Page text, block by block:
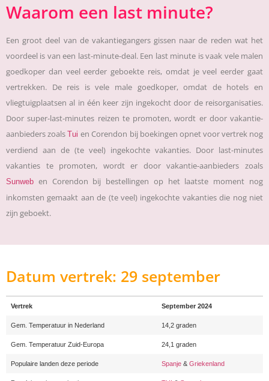
Waarom een last minute?
Een groot deel van de vakantiegangers gissen naar de reden wat het
voordeel is van een last-minute-deal. Een last minute is vaak vele malen
goedkoper dan veel eerder geboekte reis, omdat je veel eerder gaat
vertrekken. De reis is vele male goedkoper, omdat de hotels en
vliegtuigplaatsen al in één keer zijn ingekocht door de reisorganisaties.
Door super-last-minutes reizen te promoten, wordt er door vakantie-
aanbieders zoalsTuien Corendon bij boekingen opnet voor vertrek nog
verdiend aan de (te veel) ingekochte vakanties. Door last-minutes
vakanties te promoten, wordt er door vakantie-aanbieders zoals
Sunweb en Corendon bij bestellingen op het laatste moment nog
inkomsten gemaakt aan de (te veel) ingekochte vakanties die nog niet
zijn geboekt.
Datum vertrek: 29 september
Vertrek September 2024
Gem. Temperatuur in Nederland 14,2 graden
Gem. Temperatuur Zuid-Europa 24,1 graden
Populaire landen deze periode Spanje & Griekenland